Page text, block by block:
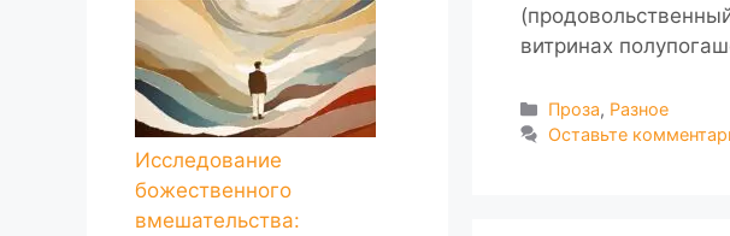
витринах
Рубрики
Проза, Разное
Оставьте
Исследование
божественного
вмешательства: